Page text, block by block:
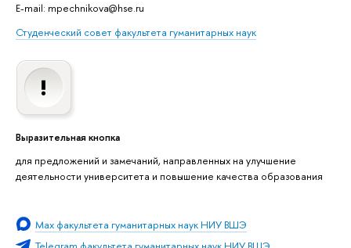
E-mail: mpechnikova@hse.ru
Студенческий совет факультета гуманитарных наук
Выразительная кнопка
для предложений и замечаний, направленных на улучшение
деятельности университета и повышение качества образования
Мах факультета гуманитарных наук НИУ ВШЭ